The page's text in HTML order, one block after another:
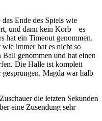
Ende des Spiels wie
und dann kein Korb – es
hat ein Timeout genommen.
immer hat es nicht so
genommen und hat einen
Die Halle ist komplett
gesprungen. Magda war halb
die letzten Sekunden
eine Zusendung sehr